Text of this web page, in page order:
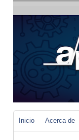
Inicio Acerca de